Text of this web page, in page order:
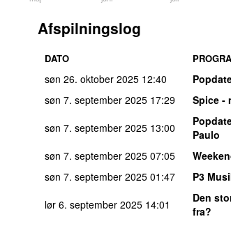
Afspilningslog
DATO
søn 26. oktober 2025 12:40
søn 7. september 2025 17:29 Spice -
søn 7. september 2025 13:00
Paulo
søn 7. september 2025 07:05
søn 7. september 2025 01:47
P3
lør 6. september 2025 14:01 Den
fra?